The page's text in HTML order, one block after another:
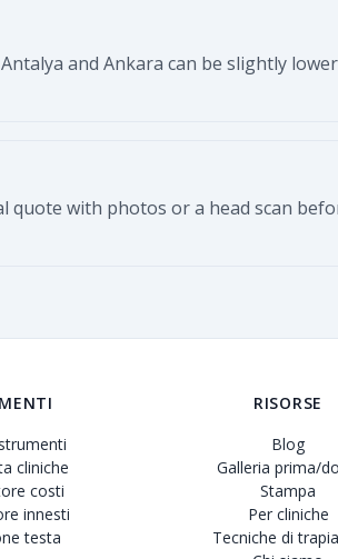
and Ankara can be slightly
quote with photos or a head scan
cliniche
costi
innesti
testa
RISORSE
Blog
Galleria prima/
Stampa
Per cliniche
Tecniche di